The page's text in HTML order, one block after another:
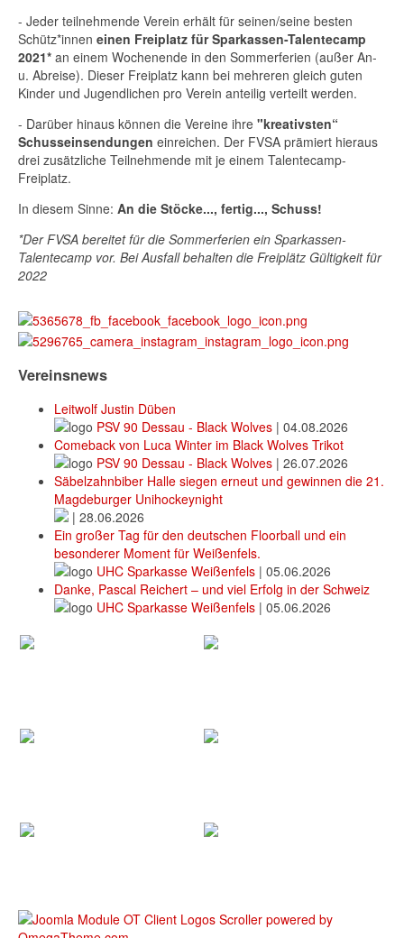
- Jeder teilnehmende Verein erhält für seinen/seine besten
Schütz*innen einen Freiplatz für Sparkassen-Talentecamp
2021* an einem Wochenende in den Sommerferien (außer An-
u. Abreise). Dieser Freiplatz kann bei mehreren gleich guten
Kinder und Jugendlichen pro Verein anteilig verteilt werden.
- Darüber hinaus können die Vereine ihre "kreativsten“
Schusseinsendungen einreichen. Der FVSA prämiert hieraus
drei zusätzliche Teilnehmende mit je einem Talentecamp-
Freiplatz.
In diesem Sinne: An die Stöcke..., fertig..., Schuss!
*Der FVSA bereitet für die Sommerferien ein Sparkassen-
Talentecamp vor. Bei Ausfall behalten die Freiplätz Gültigkeit für
2022
Vereinsnews
Leitwolf Justin Düben
PSV 90 Dessau - Black Wolves | 04.08.2026
Comeback von Luca Winter im Black Wolves Trikot
PSV 90 Dessau - Black Wolves | 26.07.2026
Säbelzahnbiber Halle siegen erneut und gewinnen die 21.
Magdeburger Unihockeynight
| 28.06.2026
Ein großer Tag für den deutschen Floorball und ein
besonderer Moment für Weißenfels.
UHC Sparkasse Weißenfels | 05.06.2026
Danke, Pascal Reichert – und viel Erfolg in der Schweiz
UHC Sparkasse Weißenfels | 05.06.2026